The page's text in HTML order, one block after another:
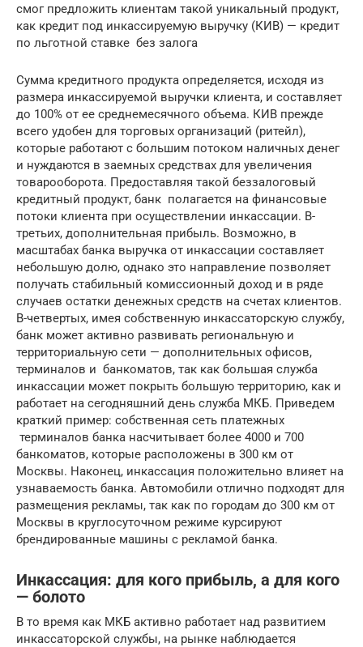
смог предложить клиентам такой уникальный продукт,
как кредит под инкассируемую выручку (КИВ) — кредит
по льготной ставке без залога
Сумма кредитного продукта определяется, исходя из
размера инкассируемой выручки клиента, и составляет
до 100% от ее среднемесячного объема. КИВ прежде
всего удобен для торговых организаций (ритейл),
которые работают с большим потоком наличных денег
и нуждаются в заемных средствах для увеличения
товарооборота. Предоставляя такой беззалоговый
кредитный продукт, банк полагается на финансовые
потоки клиента при осуществлении инкассации. В-
третьих, дополнительная прибыль. Возможно, в
масштабах банка выручка от инкассации составляет
небольшую долю, однако это направление позволяет
получать стабильный комиссионный доход и в ряде
случаев остатки денежных средств на счетах клиентов.
В-четвертых, имея собственную инкассаторскую службу,
банк может активно развивать региональную и
территориальную сети — дополнительных офисов,
терминалов и банкоматов, так как большая служба
инкассации может покрыть большую территорию, как и
работает на сегодняшний день служба МКБ. Приведем
краткий пример: собственная сеть платежных
терминалов банка насчитывает более 4000 и 700
банкоматов, которые расположены в 300 км от
Москвы. Наконец, инкассация положительно влияет на
узнаваемость банка. Автомобили отлично подходят для
размещения рекламы, так как по городам до 300 км от
Москвы в круглосуточном режиме курсируют
брендированные машины с рекламой банка.
Инкассация: для кого прибыль, а для кого
— болото
В то время как МКБ активно работает над развитием
инкассаторской службы, на рынке наблюдается